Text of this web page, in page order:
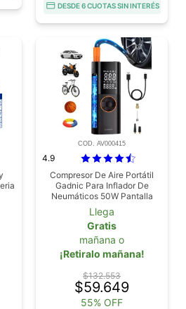
DESDE 6 CUOTAS SIN INTERÉS
COD. AV000415
4.9
Compresor De Aire Portátil
Gadnic Para Inflador De
Neumáticos 50W Pantalla
Dual LCD 150 PSI 17 Lmin
Llega
Gratis
mañana o
¡Retiralo mañana!
$132.553
$59.649
55% OFF